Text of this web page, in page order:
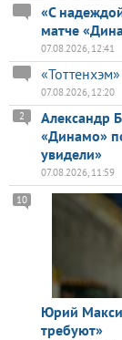
«С
матче
07.08.2026, 12:41
07.08.2026, 12:20
Александр
«Динамо»
увидели»
2
07.08.2026, 11:59
Юрий
требуют»
10